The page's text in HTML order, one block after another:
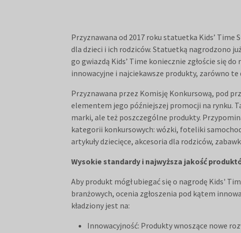
Przyznawana od 2017 roku statuetka Kids’
dla dzieci i ich rodziców. Statuetką nagrodzono
go gwiazdą Kids’ Time koniecznie zgłoście się
innowacyjne i najciekawsze produkty, zarówno
Przyznawana przez Komisję Konkursową, pod
elementem jego późniejszej promocji na rynku.
marki, ale też poszczególne produkty.
kategorii konkursowych: wózki, foteliki
artykuły dziecięce, akcesoria dla rodziców,
Wysokie standardy i najwyższa jakość
Aby produkt mógł ubiegać się o nagrodę Kids'
branżowych, ocenia zgłoszenia pod kątem
kładziony jest na:
Innowacyjność: Produkty wnoszące nowe